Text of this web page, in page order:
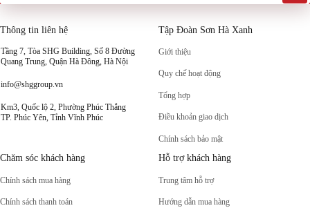
Thông tin liên hệ
Tầng 7, Tòa SHG Building, Số 8 Đường
Quang Trung, Quận Hà Đông, Hà Nội
info@shggroup.vn
Km3, Quốc lộ 2, Phường Phúc Thắng
TP. Phúc Yên, Tỉnh Vĩnh Phúc
Tập Đoàn Sơn Hà Xanh
Giới thiệu
Quy chế hoạt động
Tổng hợp
Điều khoản giao dịch
Chính sách bảo mật
Chăm sóc khách hàng
Chính sách mua hàng
Chính sách thanh toán
Hỗ trợ khách hàng
Trung tâm hỗ trợ
Hướng dẫn mua hàng